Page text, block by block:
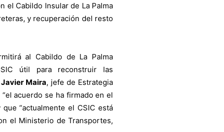
el Cabildo Insular de La Palma
y recuperación del resto
al Cabildo de La Palma
útil para reconstruir las
Javier Maira, jefe de Estrategia
acuerdo se ha firmado en el
“actualmente el CSIC está
el Ministerio de Transportes,